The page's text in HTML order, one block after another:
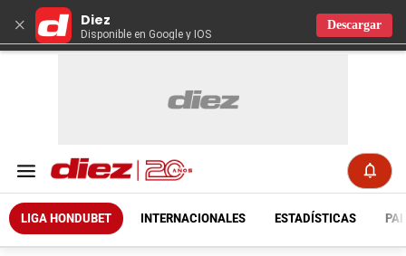
× Diez
Disponible en Google y IOS
Descargar
LIGA HONDUBET INTERNACIONALES ESTADÍSTICAS